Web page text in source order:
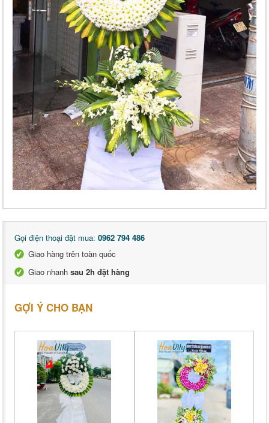
Gọi điện thoại đặt mua: 0962 794 486
Giao hàng trên toàn quốc
Giao nhanh sau 2h đặt hàng
GỢI Ý CHO BẠN